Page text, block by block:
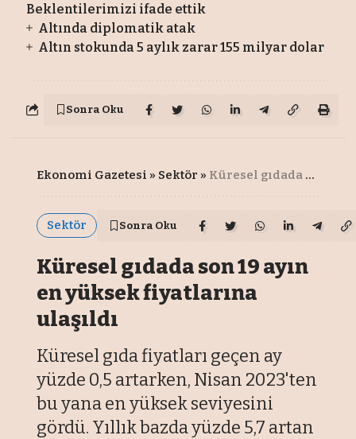
Beklentilerimizi ifade ettik
Altında diplomatik atak
Altın stokunda 5 aylık zarar 155 milyar dolar
Sonra Oku
Ekonomi Gazetesi » Sektör » Küresel gıdada son 19 ayın en yüksek fiyatlarına ulaşıldı
Sektör Sonra Oku
Küresel gıdada son 19 ayın
en yüksek fiyatlarına
ulaşıldı
Küresel gıda fiyatları geçen ay
yüzde 0,5 artarken, Nisan 2023'ten
bu yana en yüksek seviyesini
gördü. Yıllık bazda yüzde 5,7 artan